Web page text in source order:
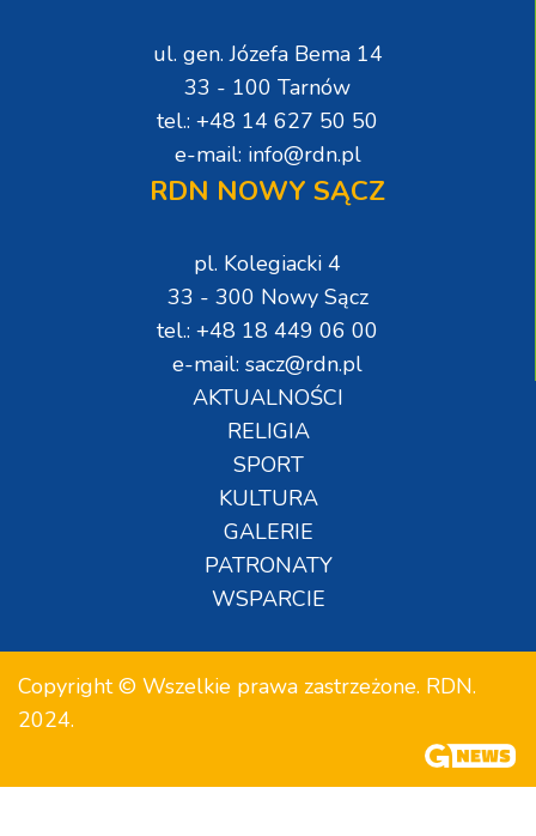
ul. gen. Józefa Bema 14
33 - 100 Tarnów
tel.: +48 14 627 50 50
e-mail: info@rdn.pl
RDN NOWY SĄCZ
pl. Kolegiacki 4
33 - 300 Nowy Sącz
tel.: +48 18 449 06 00
e-mail: sacz@rdn.pl
AKTUALNOŚCI
RELIGIA
SPORT
KULTURA
GALERIE
PATRONATY
WSPARCIE
Copyright © Wszelkie prawa zastrzeżone. RDN.
2024.